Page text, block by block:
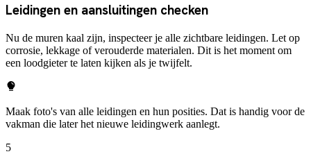
Leidingen en aansluitingen checken
Nu de muren kaal zijn, inspecteer je alle zichtbare leidingen. Let op
corrosie, lekkage of verouderde materialen. Dit is het moment om
een loodgieter te laten kijken als je twijfelt.
Maak foto's van alle leidingen en hun posities. Dat is handig voor de
vakman die later het nieuwe leidingwerk aanlegt.
5